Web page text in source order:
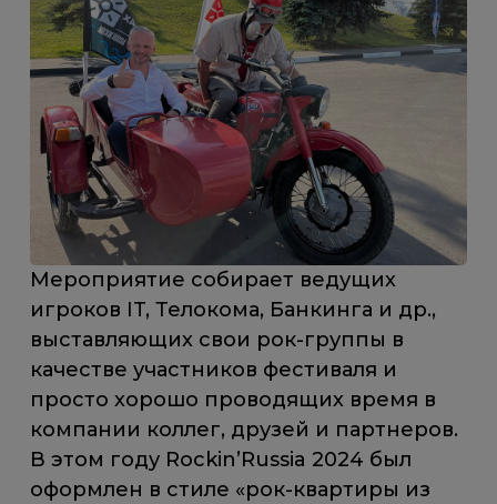
Мероприятие собирает ведущих
игроков IT, Телокома, Банкинга и др.,
выставляющих свои рок-группы в
качестве участников фестиваля и
просто хорошо проводящих время в
компании коллег, друзей и партнеров.
В этом году Rockin’Russia 2024 был
оформлен в стиле «рок-квартиры из